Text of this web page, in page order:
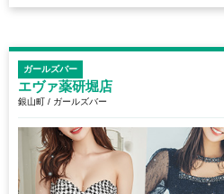
ガールズバー
エヴァ薬研堀店
銀山町 / ガールズバー